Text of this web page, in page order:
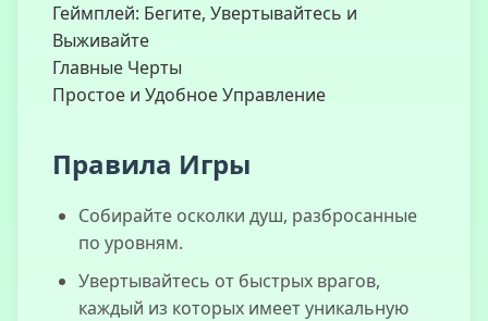
Родительство
Геймплей: Бегите, Увертывайтесь и
Выживайте
Главные Черты
Простое и Удобное Управление
Правила Игры
Собирайте осколки душ, разбросанные
по уровням.
Увертывайтесь от быстрых врагов,
каждый из которых имеет уникальную